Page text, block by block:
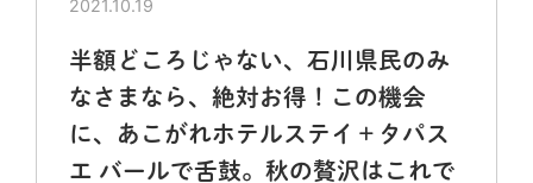
2021.10.19
半額どころじゃない、石川県民のみ
なさまなら、絶対お得！この機会
に、あこがれホテルステイ＋タパス
エ バールで舌鼓。秋の贅沢はこれで